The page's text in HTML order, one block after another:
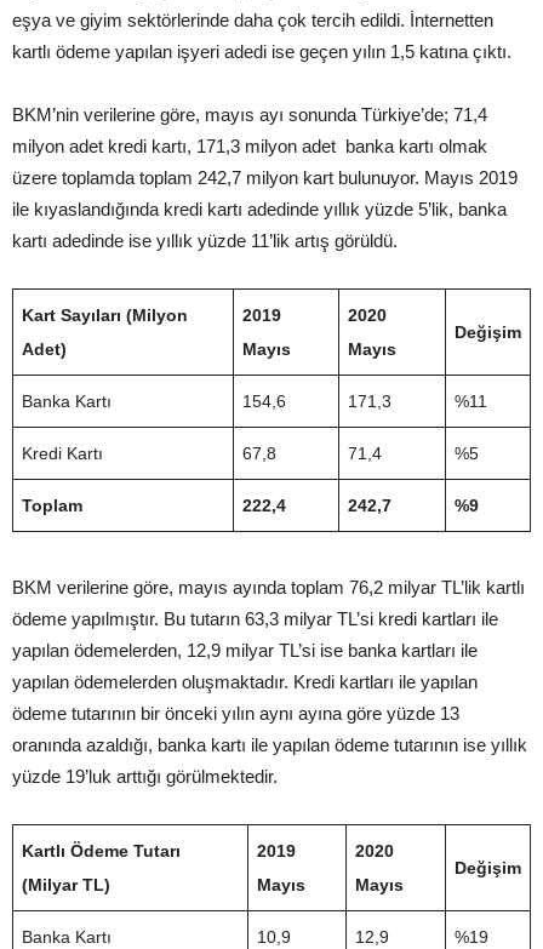
eşya ve giyim sektörlerinde daha çok tercih edildi. İnternetten
kartlı ödeme yapılan işyeri adedi ise geçen yılın 1,5 katına çıktı.
BKM’nin verilerine göre, mayıs ayı sonunda Türkiye’de; 71,4
milyon adet kredi kartı, 171,3 milyon adet banka kartı olmak
üzere toplamda toplam 242,7 milyon kart bulunuyor. Mayıs 2019
ile kıyaslandığında kredi kartı adedinde yıllık yüzde 5’lik, banka
kartı adedinde ise yıllık yüzde 11’lik artış görüldü.
Kart Sayıları (Milyon
Adet)
2019
Mayıs
2020
Mayıs
Değişim
Banka Kartı 154,6 171,3 %11
Kredi Kartı 67,8 71,4 %5
Toplam 222,4 242,7 %9
BKM verilerine göre, mayıs ayında toplam 76,2 milyar TL’lik kartlı
ödeme yapılmıştır. Bu tutarın 63,3 milyar TL’si kredi kartları ile
yapılan ödemelerden, 12,9 milyar TL’si ise banka kartları ile
yapılan ödemelerden oluşmaktadır. Kredi kartları ile yapılan
ödeme tutarının bir önceki yılın aynı ayına göre yüzde 13
oranında azaldığı, banka kartı ile yapılan ödeme tutarının ise yıllık
yüzde 19’luk arttığı görülmektedir.
Kartlı Ödeme Tutarı
(Milyar TL)
2019
Mayıs
2020
Mayıs
Değişim
Banka Kartı 10,9 12,9 %19